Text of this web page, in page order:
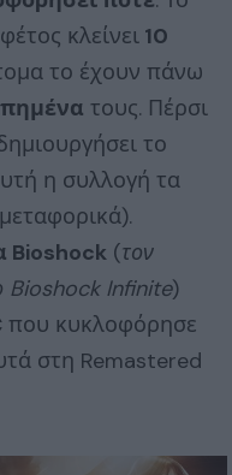
κλείνει 10
το έχουν πάνω
τους. Πέρσι
το
η συλλογή τα
Bioshock (τον
Bioshock Infinite)
που κυκλοφόρησε
στη Remastered